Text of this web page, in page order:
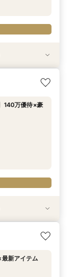
切別邸OPEN&
「凛」見学＆和
豪華試食付きウ
≫木目×ナ
和牛フィレ肉×
和牛フィレ肉×
140万優待×豪
切別邸OPEN&
華国産「しあ
最新アイテム